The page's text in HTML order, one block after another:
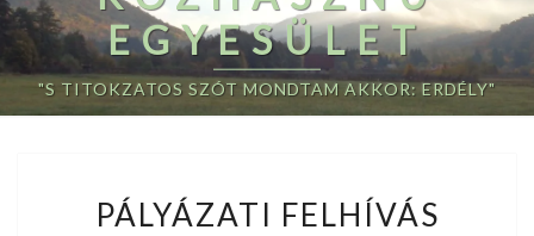
EGYESÜLET
"S TITOKZATOS SZÓT MONDTAM AKKOR: ERDÉLY"
FELHÍVÁS
PÁLYÁZATI FELHÍVÁS